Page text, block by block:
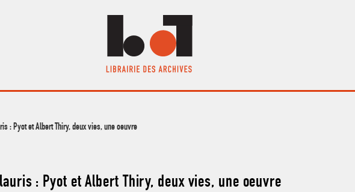
: Pyot et Albert Thiry, deux vies, une oeuvre
: Pyot et Albert Thiry, deux vies, une oeuvre